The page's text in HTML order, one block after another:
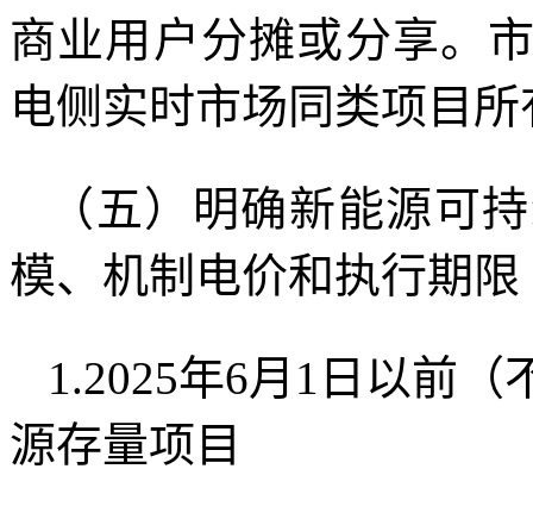
商业用户分摊或分享。
电侧实时市场同类项目
（五）明确新能源可
模、机制电价和执行期限
1.2025年6月1日以前
源存量项目